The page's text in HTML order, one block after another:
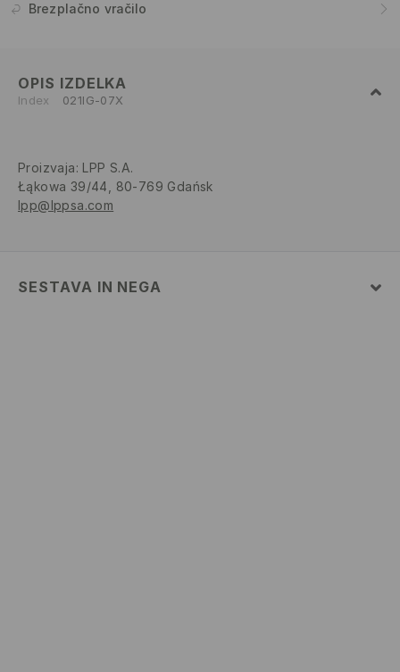
Brezplačno vračilo
OPIS IZDELKA
Index 021IG-07X
Proizvaja: LPP S.A.
Łąkowa 39/44, 80-769 Gdańsk
lpp@lppsa.com
SESTAVA IN NEGA